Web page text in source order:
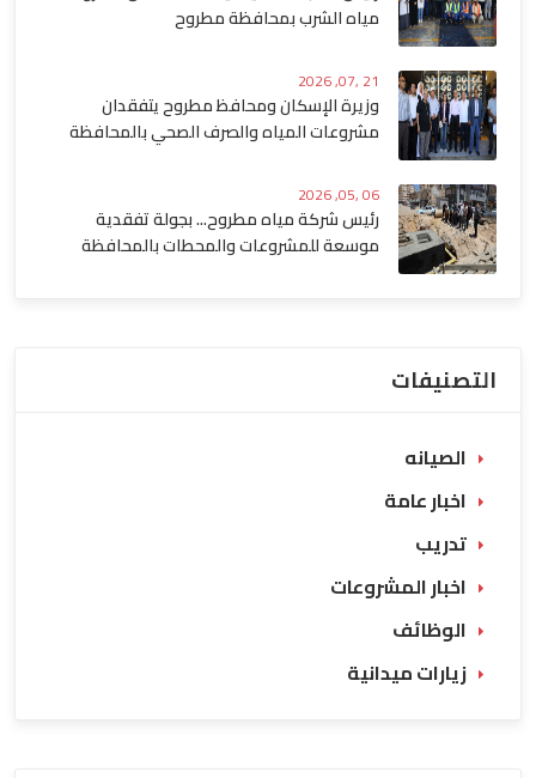
مياه الشرب بمحافظة مطروح
21 ,07, 2026
وزيرة الإسكان ومحافظ مطروح يتفقدان
مشروعات المياه والصرف الصحي بالمحافظة
06 ,05, 2026
رئيس شركة مياه مطروح... بجولة تفقدية
موسعة للمشروعات والمحطات بالمحافظة
التصنيفات
الصيانه
اخبار عامة
تدريب
اخبار المشروعات
الوظائف
زيارات ميدانية